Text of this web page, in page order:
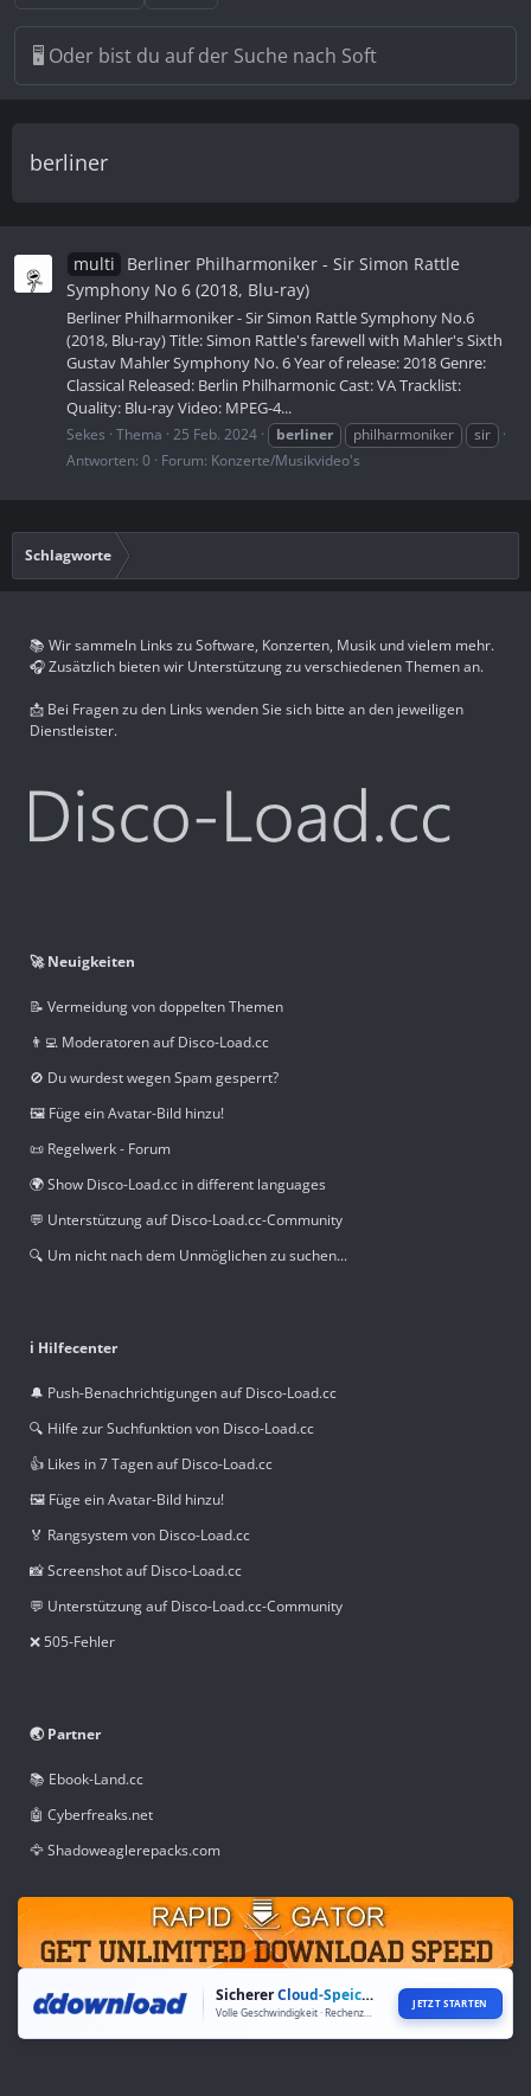
berliner
multi
Berliner Philharmoniker - Sir Simon Rattle
Symphony No 6 (2018, Blu-ray)
Berliner Philharmoniker - Sir Simon Rattle Symphony No.6
(2018, Blu-ray) Title: Simon Rattle's farewell with Mahler's Sixth
Gustav Mahler Symphony No. 6 Year of release: 2018 Genre:
Classical Released: Berlin Philharmonic Cast: VA Tracklist:
Quality: Blu-ray Video: MPEG-4...
Sekes Thema 25 Feb. 2024 berliner philharmoniker
sir
Antworten: 0
Forum: Konzerte/Musikvideo's
Schlagworte
📚 Wir sammeln Links zu Software, Konzerten, Musik und vielem mehr.
🎧 Zusätzlich bieten wir Unterstützung zu verschiedenen Themen an.
📩 Bei Fragen zu den Links wenden Sie sich bitte an den jeweiligen
Dienstleister.
🚀 Neuigkeiten
📝 Vermeidung von doppelten Themen
👨‍💻 Moderatoren auf Disco-Load.cc
🚫 Du wurdest wegen Spam gesperrt?
🖼️ Füge ein Avatar-Bild hinzu!
📜 Regelwerk - Forum
🌍 Show Disco-Load.cc in different languages
💬 Unterstützung auf Disco-Load.cc-Community
🔍 Um nicht nach dem Unmöglichen zu suchen...
ℹ️ Hilfecenter
🔔 Push-Benachrichtigungen auf Disco-Load.cc
🔍 Hilfe zur Suchfunktion von Disco-Load.cc
👍 Likes in 7 Tagen auf Disco-Load.cc
🖼️ Füge ein Avatar-Bild hinzu!
🏅 Rangsystem von Disco-Load.cc
📸 Screenshot auf Disco-Load.cc
💬 Unterstützung auf Disco-Load.cc-Community
❌ 505-Fehler
🌏 Partner
📚 Ebook-Land.cc
🤖 Cyberfreaks.net
🦅 Shadoweaglerepacks.com
SichererCloud-Speicher JETZT STARTEN